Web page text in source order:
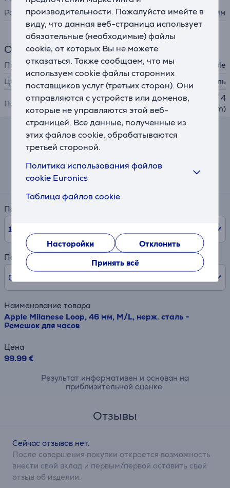
производительности. Пожалуйста имейте в
виду, что данная веб-страница использует
обязательные (необходимые) файлы
cookie, от которых Вы не можете
отказаться. Также сообщаем, что мы
используем cookie файлы сторонних
поставщиков услуг (третьих сторон). Они
отправляются с устройств или доменов,
которые не управляются этой веб-
страницей. Все данные, полученные из
этих файлов cookie, обрабатываются
третьей стороной.
Политика использования файлов
cookie Euronics
Таблица файлов cookie
Насторойки
Отклонить
Принять всё
Размер ремешка 150 - 200 мм
Общий параметр
Производитель
Apple
Цвет
нержавеющая сталь
Подходит для часов
Apple Watch (44 / 45 / 46 / 4
9mm)
Калькулятор лизинга и аренды
Примерный размер ежемесячного платежа
Период
10
Первый взнос
0% /
Наименование товара
Apple Milanese Loop, 46 мм, M/L, нерж. сталь -
Ремешок для часов
Цена
99.99 €
Результат информативен и основан на
приблизительной оценке.
Отзывы
Сейчас отзывов нет.
После совершения покупки откроется возможность
внести свой вклад и первым/первой оставить свой
отзыв об изделии.